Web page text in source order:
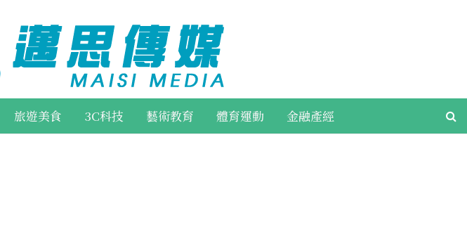
旅遊美食 3C科技 藝術教育 體育運動 金融產經